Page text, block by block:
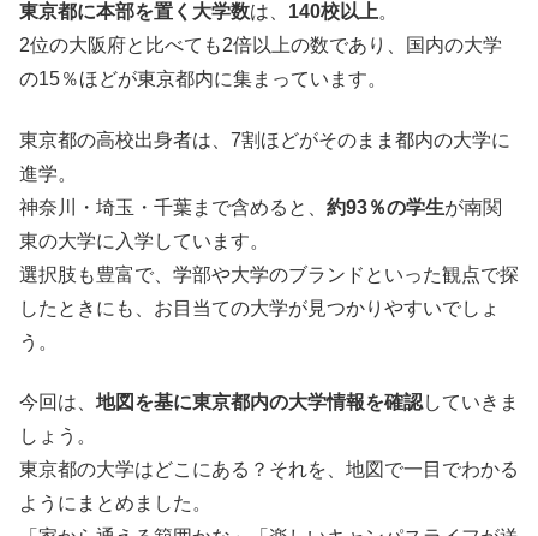
東京都に本部を置く大学数は、 140校以上。
2位の大阪府と比べても2倍以上の数であり、国内の大学
の15％ほどが東京都内に集まっています。
東京都の高校出身者は、7割ほどがそのまま都内の大学に
進学。
神奈川・埼玉・千葉まで含めると、 約93％の学生が南関
東の大学に入学しています。
選択肢も豊富で、学部や大学のブランドといった観点で探
したときにも、お目当ての大学が見つかりやすいでしょ
う。
今回は、 地図を基に東京都内の大学情報を確認していきま
しょう。
東京都の大学はどこにある？それを、地図で一目でわかる
ようにまとめました。